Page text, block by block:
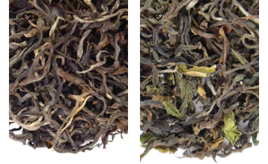
a
plusieurs
variations.
Les
options
peuvent
être
choisies
sur
la
page
du
produit
a
plusieurs
variations.
Les
options
peuvent
être
choisies
sur
la
page
du
produit